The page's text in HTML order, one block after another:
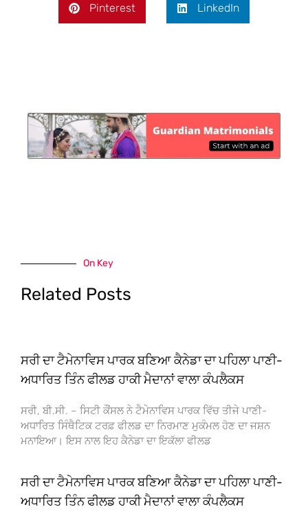
Pinterest LinkedIn
On Key
Related Posts
ਸਰੀ ਦਾ ਟੈਮੇਨਾਵਿਸ ਪਾਰਕ ਬਣਿਆ ਕੈਨੇਡਾ ਦਾ ਪਹਿਲਾ ਪਾਣੀ-
ਅਧਾਰਿਤ ਤਿੰਨ ਫੀਲਡ ਹਾਕੀ ਮੈਦਾਨਾਂ ਵਾਲਾ ਕੰਪਲੈਕਸ
ਸਰੀ, ਬੀ.ਸੀ. – ਸਿਟੀ ਕੌਂਸਲ ਨੇ ਟੈਮੇਨਾਵਿਸ ਪਾਰਕ ਵਿੱਚ ਤੀਜੇ ਪਾਣੀ-
ਅਧਾਰਿਤ ਸਿੰਥੈਟਿਕ ਟਰਫ਼ ਫੀਲਡ ਦਾ ਨਿਰਮਾਣ ਮੁਕੰਮਲ ਹੋਣ ਦਾ ਜਸ਼ਨ
ਮਨਾਇਆ। ਇਸ ਨਾਲ ਇਹ ਕੈਨੇਡਾ ਦਾ ਇਕੱਲਾ ਫੀਲਡ
ਸਰੀ ਦਾ ਟੈਮੇਨਾਵਿਸ ਪਾਰਕ ਬਣਿਆ ਕੈਨੇਡਾ ਦਾ ਪਹਿਲਾ ਪਾਣੀ-
ਅਧਾਰਿਤ ਤਿੰਨ ਫੀਲਡ ਹਾਕੀ ਮੈਦਾਨਾਂ ਵਾਲਾ ਕੰਪਲੈਕਸ